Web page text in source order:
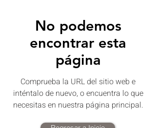
No podemos
encontrar esta
página
Comprueba la URL del sitio web e
inténtalo de nuevo, o encuentra lo que
necesitas en nuestra página principal.